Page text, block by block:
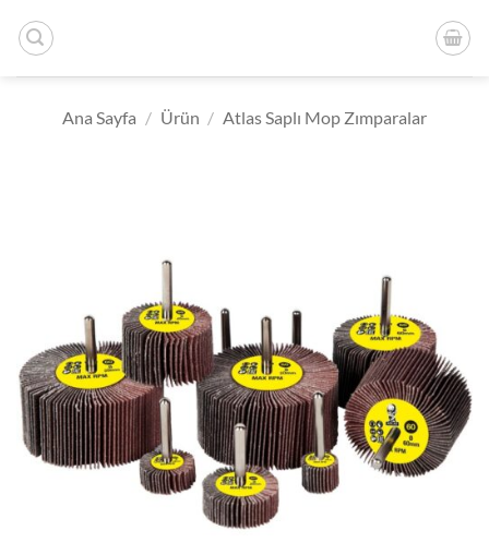
atla
Ana Sayfa / Ürün / Atlas Saplı Mop Zımparalar